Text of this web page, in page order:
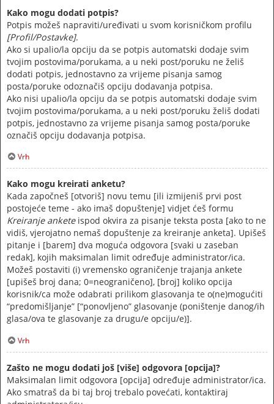
Kako mogu dodati potpis?
Potpis možeš napraviti/uređivati u svom korisničkom profilu
[Profil/Postavke].
Ako si upalio/la opciju da se potpis automatski dodaje svim
tvojim postovima/porukama, a u neki post/poruku ne želiš
dodati potpis, jednostavno za vrijeme pisanja samog
posta/poruke odoznačiš opciju dodavanja potpisa.
Ako nisi upalio/la opciju da se potpis automatski dodaje svim
tvojim postovima/porukama, a u neki post/poruku želiš dodati
potpis, jednostavno za vrijeme pisanja samog posta/poruke
označiš opciju dodavanja potpisa.
Vrh
Kako mogu kreirati anketu?
Kada započneš [otvoriš] novu temu [ili izmijeniš prvi post
postojeće teme - ako imaš dopuštenje] vidjet ćeš formu
Kreiranje anketeispod okvira za pisanje teksta posta [ako to ne
vidiš, vjerojatno nemaš dopuštenje za kreiranje anketa]. Upišeš
pitanje i [barem] dva moguća odgovora [svaki u zaseban
redak], kojih maksimalan limit određuje administrator/ica.
Možeš postaviti (i) vremensko ograničenje trajanja ankete
[upišeš broj dana; 0=neograničeno], [broj] koliko opcija
korisnik/ca može odabrati prilikom glasovanja te o(ne)mogućiti
“predomišljanje” [“ponovljeno” glasovanje (poništenje danog/ih
glasa/ova te glasovanje za drugu/e opciju/e)].
Vrh
Zašto ne mogu dodati još [više] odgovora [opcija]?
Maksimalan limit odgovora [opcija] određuje administrator/ica.
Ako smatraš da bi taj broj trebalo povećati, kontaktiraj